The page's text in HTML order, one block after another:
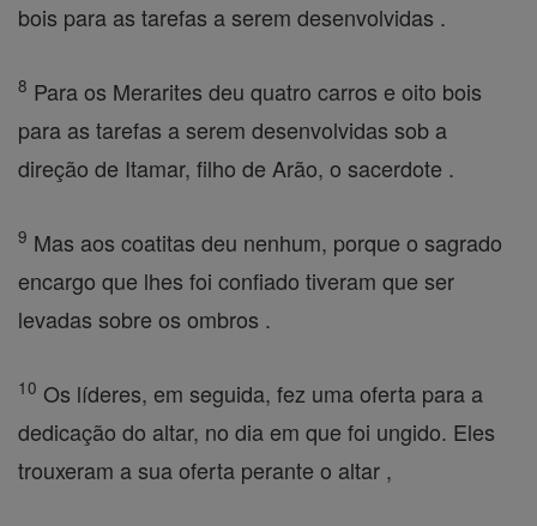
bois para as tarefas a serem desenvolvidas .
8 Para os Merarites deu quatro carros e oito bois
para as tarefas a serem desenvolvidas sob a
direção de Itamar, filho de Arão, o sacerdote .
9 Mas aos coatitas deu nenhum, porque o sagrado
encargo que lhes foi confiado tiveram que ser
levadas sobre os ombros .
10 Os líderes, em seguida, fez uma oferta para a
dedicação do altar, no dia em que foi ungido. Eles
trouxeram a sua oferta perante o altar ,